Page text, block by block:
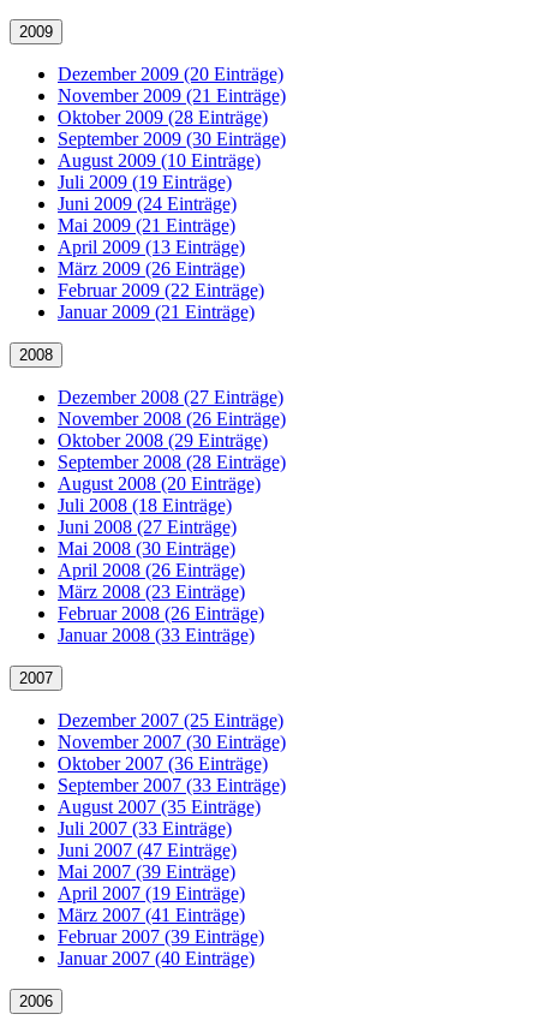
2009
Dezember 2009 (20 Einträge)
November 2009 (21 Einträge)
Oktober 2009 (28 Einträge)
September 2009 (30 Einträge)
August 2009 (10 Einträge)
Juli 2009 (19 Einträge)
Juni 2009 (24 Einträge)
Mai 2009 (21 Einträge)
April 2009 (13 Einträge)
März 2009 (26 Einträge)
Februar 2009 (22 Einträge)
Januar 2009 (21 Einträge)
2008
Dezember 2008 (27 Einträge)
November 2008 (26 Einträge)
Oktober 2008 (29 Einträge)
September 2008 (28 Einträge)
August 2008 (20 Einträge)
Juli 2008 (18 Einträge)
Juni 2008 (27 Einträge)
Mai 2008 (30 Einträge)
April 2008 (26 Einträge)
März 2008 (23 Einträge)
Februar 2008 (26 Einträge)
Januar 2008 (33 Einträge)
2007
Dezember 2007 (25 Einträge)
November 2007 (30 Einträge)
Oktober 2007 (36 Einträge)
September 2007 (33 Einträge)
August 2007 (35 Einträge)
Juli 2007 (33 Einträge)
Juni 2007 (47 Einträge)
Mai 2007 (39 Einträge)
April 2007 (19 Einträge)
März 2007 (41 Einträge)
Februar 2007 (39 Einträge)
Januar 2007 (40 Einträge)
2006